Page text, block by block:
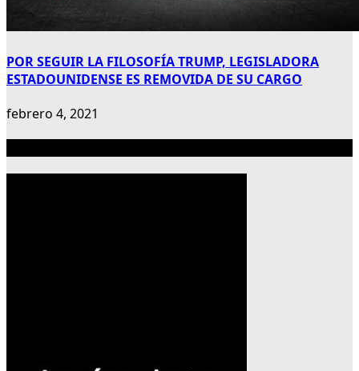
POR SEGUIR LA FILOSOFÍA TRUMP, LEGISLADORA
ESTADOUNIDENSE ES REMOVIDA DE SU CARGO
febrero 4, 2021